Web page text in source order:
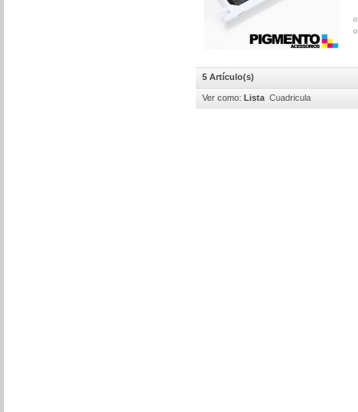
5 Artículo(s)
Ver como: Lista Cuadricula